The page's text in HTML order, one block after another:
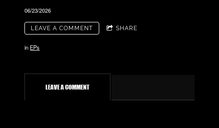
06/23/2026
LEAVE A COMMENT SHARE
in EPs
LEAVE A COMMENT